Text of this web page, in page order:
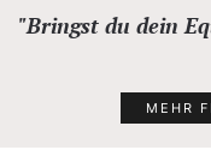
"Bringst du dein
MEHR